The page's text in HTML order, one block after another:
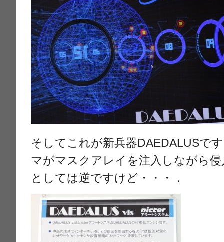
そしてこれが新兵器DAEDALUSで
マがマスクアレイを注入しながら
としては逆ですけど・・・．